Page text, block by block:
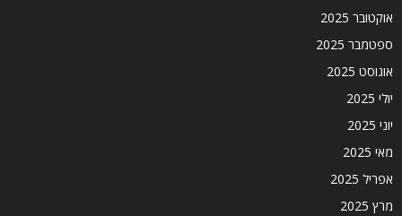
אוקטובר 2025
ספטמבר 2025
אוגוסט 2025
יולי 2025
יוני 2025
מאי 2025
אפריל 2025
מרץ 2025